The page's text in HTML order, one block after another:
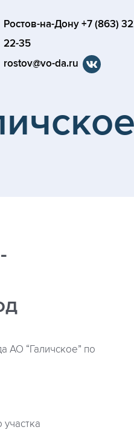
Ростов-на-Дону +7 (863)
22-35
rostov@vo-da.ru
АО “Галичское” по